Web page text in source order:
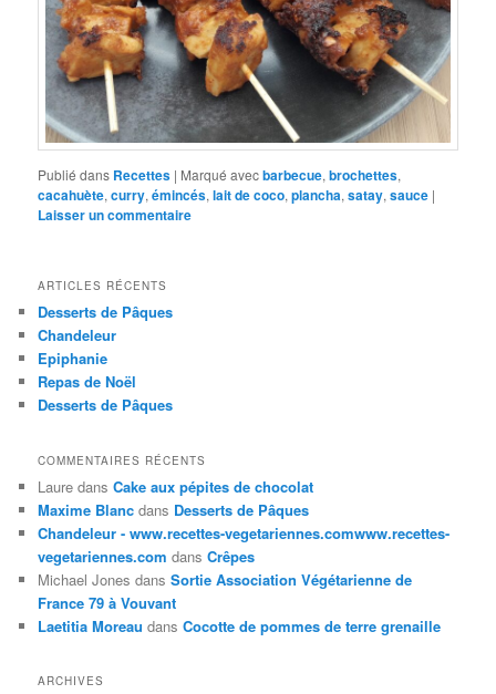
Publié dans Recettes | Marqué avecbarbecue,brochettes,
cacahuète,curry,émincés,lait de coco,plancha,satay,sauce |
Laisser un commentaire
ARTICLES RÉCENTS
Desserts de Pâques
Chandeleur
Epiphanie
Repas de Noël
Desserts de Pâques
COMMENTAIRES RÉCENTS
Laure dansCake aux pépites de chocolat
Maxime Blanc dans Desserts de Pâques
Chandeleur - www.recettes-vegetariennes.comwww.recettes-
vegetariennes.com dansCrêpes
Michael Jones dansSortie Association Végétarienne de
France 79 à Vouvant
Laetitia Moreau dansCocotte de pommes de terre grenaille
ARCHIVES